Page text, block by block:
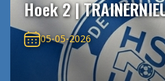
Hoek 2 |
05-05-2026